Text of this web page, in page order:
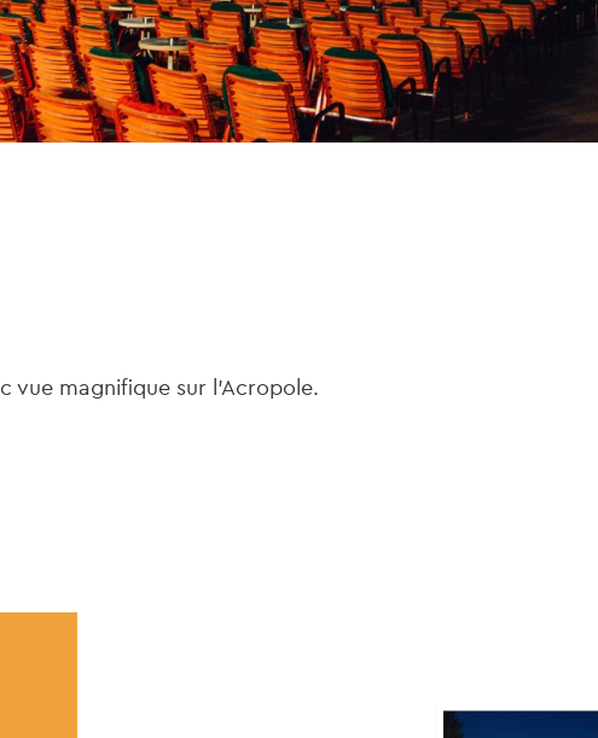
vue magnifique sur l'Acropole.